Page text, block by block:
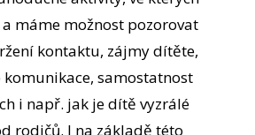
máme možnost pozorovat
kontaktu, zájmy dítěte,
komunikace, samostatnost
i např. jak je dítě vyzrálé
rodičů. I na základě této